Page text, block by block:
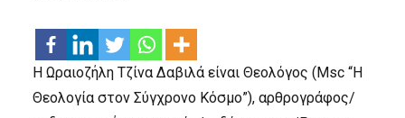
Η Ωραιοζήλη Τζίνα Δαβιλά είναι Θεολόγος (Msc “Η
Θεολογία στον Σύγχρονο Κόσμο”), αρθρογράφος/